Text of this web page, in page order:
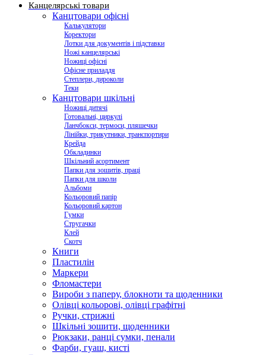
Канцелярські товари
Канцтовари офісні
Калькулятори
Коректори
Лотки для документів і підставки
Ножі канцелярські
Ножиці офісні
Офісне приладдя
Степлери, дироколи
Теки
Канцтовари шкільні
Ножиці дитячі
Готовальні, циркулі
Ланчбокси, термоси, пляшечки
Лінійки, трикутники, транспортири
Крейда
Обкладинки
Шкільний асортимент
Папки для зошитів, праці
Папки для школи
Альбоми
Кольоровий папір
Кольоровий картон
Гумки
Стругачки
Клей
Скотч
Книги
Пластилін
Маркери
Фломастери
Вироби з паперу, блокноти та щоденники
Олівці кольорові, олівці графітні
Ручки, стрижні
Шкільні зошити, щоденники
Рюкзаки, ранці сумки, пенали
Фарби, гуаш, кисті